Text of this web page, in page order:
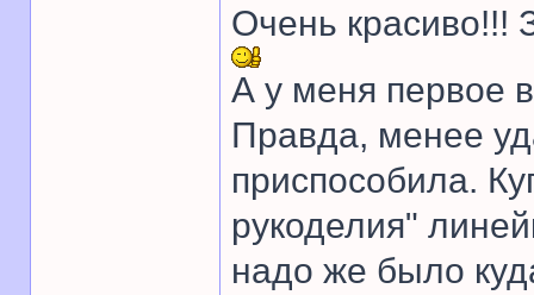
Очень красиво!!!
А у меня первое
Правда, менее
приспособила.
рукоделия"
надо же было